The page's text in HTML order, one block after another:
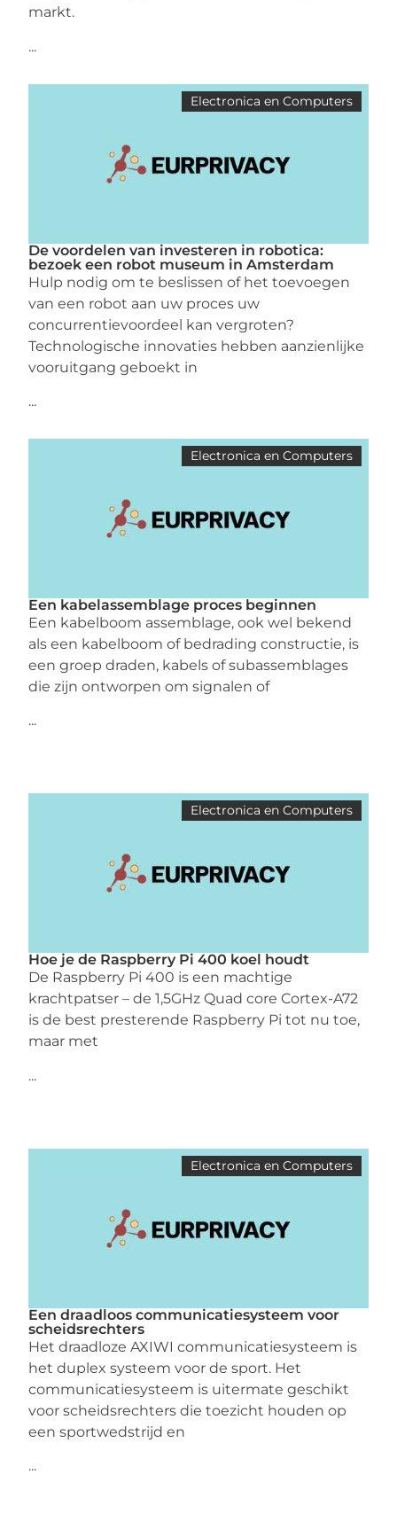
markt.
...
Electronica en Computers
De voordelen van investeren in robotica:
bezoek een robot museum in Amsterdam
Hulp nodig om te beslissen of het toevoegen
van een robot aan uw proces uw
concurrentievoordeel kan vergroten?
Technologische innovaties hebben aanzienlijke
vooruitgang geboekt in
...
Electronica en Computers
Een kabelassemblage proces beginnen
Een kabelboom assemblage, ook wel bekend
als een kabelboom of bedrading constructie, is
een groep draden, kabels of subassemblages
die zijn ontworpen om signalen of
...
Electronica en Computers
Hoe je de Raspberry Pi 400 koel houdt
De Raspberry Pi 400 is een machtige
krachtpatser – de 1,5GHz Quad core Cortex-A72
is de best presterende Raspberry Pi tot nu toe,
maar met
...
Electronica en Computers
Een draadloos communicatiesysteem voor
scheidsrechters
Het draadloze AXIWI communicatiesysteem is
het duplex systeem voor de sport. Het
communicatiesysteem is uitermate geschikt
voor scheidsrechters die toezicht houden op
een sportwedstrijd en
...